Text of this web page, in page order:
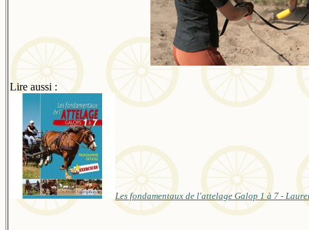
Lire aussi :
Les fondamentaux de l'attelage Galop 1 à 7 -